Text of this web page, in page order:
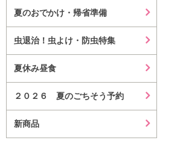
夏のおでかけ・帰省準備
虫退治！虫よけ・防虫特集
夏休み昼食
２０２６ 夏のごちそう予約
新商品